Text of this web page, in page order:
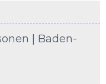
| Baden-